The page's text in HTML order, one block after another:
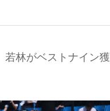
若林がベストナイン獲